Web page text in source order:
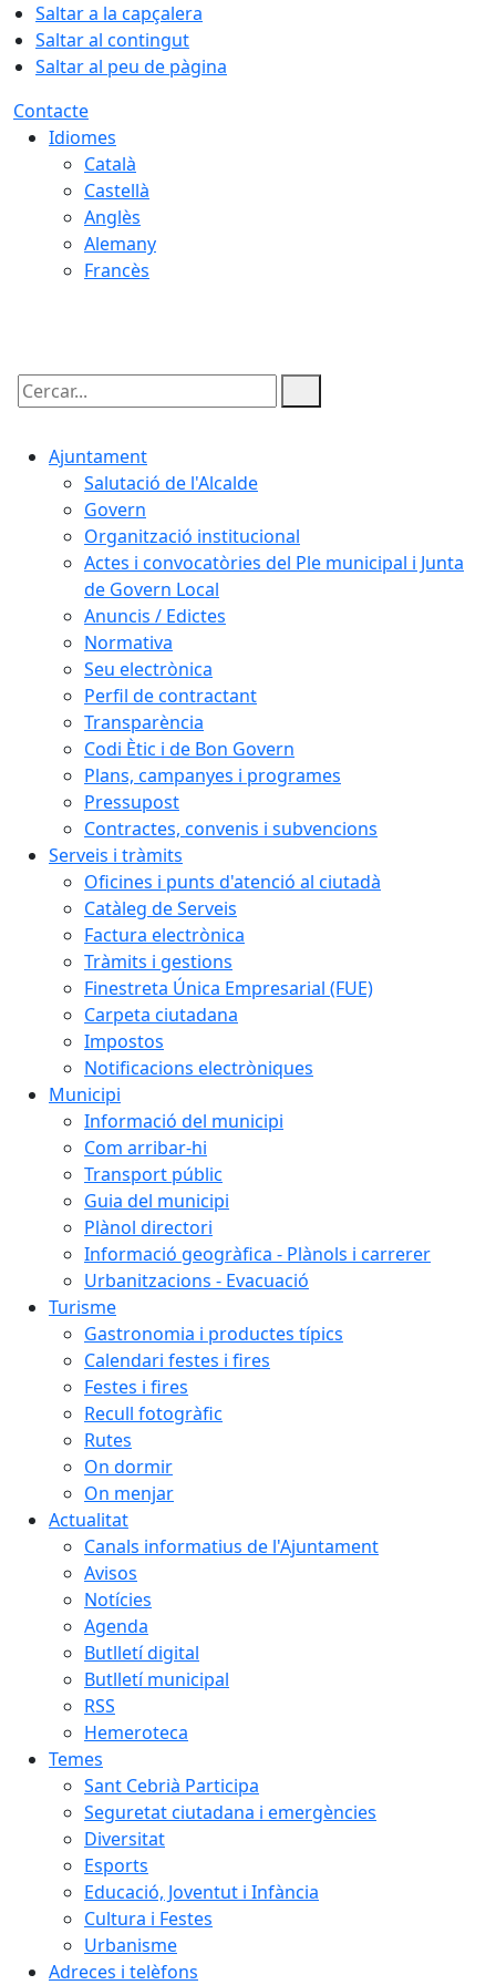
Saltar a la capçalera
Saltar al contingut
Saltar al peu de pàgina
Contacte
Idiomes
Català
Castellà
Anglès
Alemany
Francès
Cercar:
Ajuntament
Salutació de l'Alcalde
Govern
Organització institucional
Actes i convocatòries del Ple municipal i Junta
de Govern Local
Anuncis / Edictes
Normativa
Seu electrònica
Perfil de contractant
Transparència
Codi Ètic i de Bon Govern
Plans, campanyes i programes
Pressupost
Contractes, convenis i subvencions
Serveis i tràmits
Oficines i punts d'atenció al ciutadà
Catàleg de Serveis
Factura electrònica
Tràmits i gestions
Finestreta Única Empresarial (FUE)
Carpeta ciutadana
Impostos
Notificacions electròniques
Municipi
Informació del municipi
Com arribar-hi
Transport públic
Guia del municipi
Plànol directori
Informació geogràfica - Plànols i carrerer
Urbanitzacions - Evacuació
Turisme
Gastronomia i productes típics
Calendari festes i fires
Festes i fires
Recull fotogràfic
Rutes
On dormir
On menjar
Actualitat
Canals informatius de l'Ajuntament
Avisos
Notícies
Agenda
Butlletí digital
Butlletí municipal
RSS
Hemeroteca
Temes
Sant Cebrià Participa
Seguretat ciutadana i emergències
Diversitat
Esports
Educació, Joventut i Infància
Cultura i Festes
Urbanisme
Adreces i telèfons